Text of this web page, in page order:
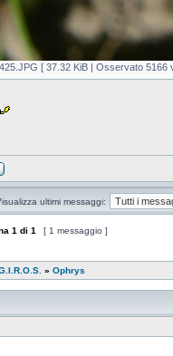
[ 37.32 KiB | Osservato 5166
ultimi messaggi:
1 di 1 [ 1 messaggio ]
» Ophrys